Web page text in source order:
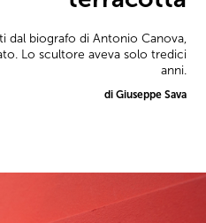
dal biografo di Antonio Canova,
Lo scultore aveva solo tredici
anni.
di Giuseppe Sava